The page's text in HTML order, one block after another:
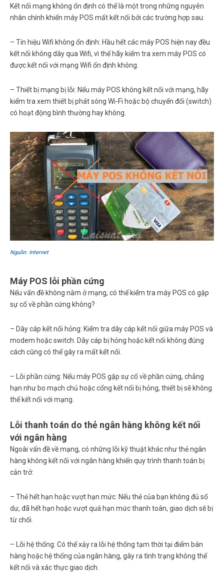
Kết nối mạng không ổn định có thể là một trong những nguyên
nhân chính khiến máy POS mất kết nối bởi các trường hợp sau:
– Tín hiệu Wifi không ổn định: Hầu hết các máy POS hiện nay đều
kết nối không dây qua Wifi, vì thế hãy kiểm tra xem máy POS có
được kết nối với mạng Wifi ổn định không.
– Thiết bị mạng bị lỗi: Nếu máy POS không kết nối với mạng, hãy
kiểm tra xem thiết bị phát sóng Wi-Fi hoặc bộ chuyển đổi (switch)
có hoạt động bình thường hay không.
Nguồn: Internet
Máy POS lỗi phần cứng
Nếu vấn đề không nằm ở mạng, có thể kiểm tra máy POS có gặp
sự cố về phần cứng không?
– Dây cáp kết nối hỏng: Kiểm tra dây cáp kết nối giữa máy POS và
modem hoặc switch. Dây cáp bị hỏng hoặc kết nối không đúng
cách cũng có thể gây ra mất kết nối.
– Lỗi phần cứng: Nếu máy POS gặp sự cố về phần cứng, chẳng
hạn như bo mạch chủ hoặc cổng kết nối bị hỏng, thiết bị sẽ không
thể kết nối với mạng.
Lỗi thanh toán do thẻ ngân hàng không kết nối
với ngân hàng
Ngoài vấn đề về mạng, có những lỗi kỹ thuật khác như thẻ ngân
hàng không kết nối với ngân hàng khiến quy trình thanh toán bị
cản trở:
– Thẻ hết hạn hoặc vượt hạn mức: Nếu thẻ của bạn không đủ số
dư, đã hết hạn hoặc vượt quá hạn mức thanh toán, giao dịch sẽ bị
từ chối.
– Lỗi hệ thống: Có thể xảy ra lỗi hệ thống tạm thời tại điểm bán
hàng hoặc hệ thống của ngân hàng, gây ra tình trạng không thể
kết nối và xác thực giao dịch.